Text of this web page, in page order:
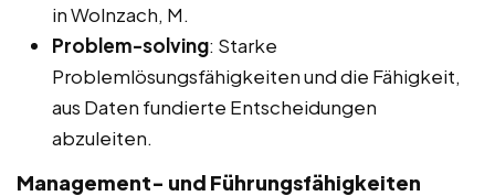
in Wolnzach, M.
Problem-solving: Starke
Problemlösungsfähigkeiten und die Fähigkeit,
aus Daten fundierte Entscheidungen
abzuleiten.
Management- und Führungsfähigkeiten